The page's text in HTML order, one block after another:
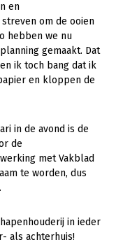
en
om de ooien
hebben we nu
gemaakt. Dat
ik toch bang dat ik
en kloppen de
in de avond is de
de
met Vakblad
te worden, dus
in ieder
als achterhuis!